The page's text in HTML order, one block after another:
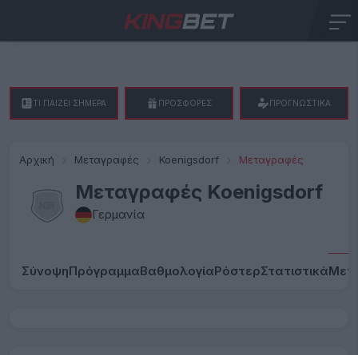
Αρχική Μεταγραφές Koenigsdorf Μεταγραφές
Μεταγραφές Koenigsdorf
Γερμανία
ΣύνοψηΠρόγραμμαΒαθμολογίαΡόστερΣτατιστικά
ΤΙ ΠΑΙΖΕΙ ΣΗΜΕΡΑ ΠΡΟΣΦΟΡΕΣ ΠΡΟΓΝΩΣΤΙΚΑ